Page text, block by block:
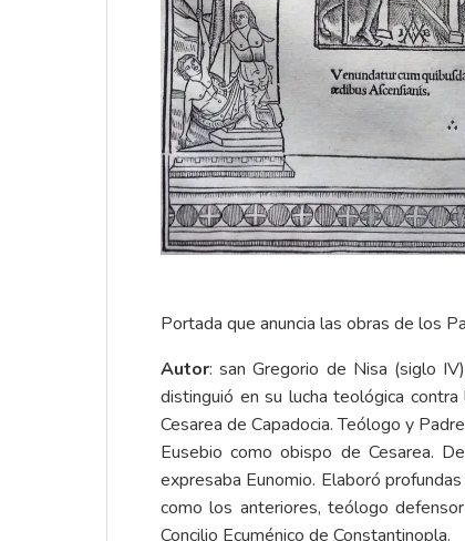
Portada que anuncia las obras de los
Autor: san Gregorio de Nisa (siglo
distinguió en su lucha teológica
Cesarea de Capadocia. Teólogo y
Eusebio como obispo de Cesarea.
expresaba Eunomio. Elaboró
como los anteriores, teólogo
Concilio Ecuménico de Constantinopla.